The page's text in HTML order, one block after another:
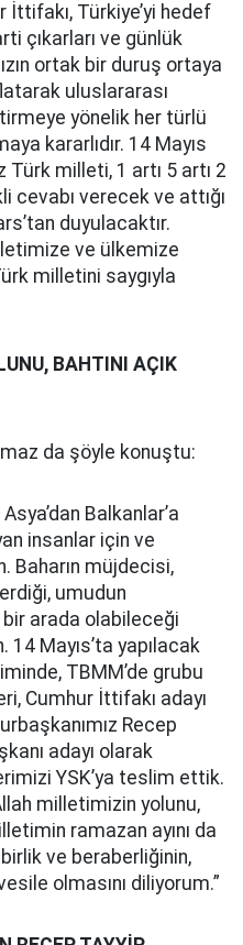
Türkiye’yi hedef
çıkarları ve günlük
ortak bir duruş ortaya
uluslararası
yönelik her türlü
kararlıdır. 14 Mayıs
milleti, 1 artı 5 artı 2
cevabı verecek ve attığı
duyulacaktır.
ve ülkemize
milletini saygıyla
BAHTINI AÇIK
da şöyle konuştu:
Balkanlar’a
insanlar için ve
Baharın müjdecisi,
umudun
arada olabileceği
Mayıs’ta yapılacak
TBMM’de grubu
Cumhur İttifakı adayı
Recep
adayı olarak
YSK’ya teslim ettik.
milletimizin yolunu,
ramazan ayını da
ve beraberliğinin,
olmasını diliyorum.”